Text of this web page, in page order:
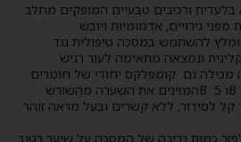
ורכיבים טבעיים המופקים מחלב
גירויים, אדמומיות ויובש
להשתמש במסכה טיפולית נגד
ונמצאה מתאימה לעור רגיש
מכילה גם קומפלקס יחודי של חומרים
מרככים וויטמינים 3 Bו 5 Bהמזינים את השערה מהשורש
קל לסידור, ללא קשרים ובעל מראה זוהר
כמות נדיבה של המסכה על שיער רטוב